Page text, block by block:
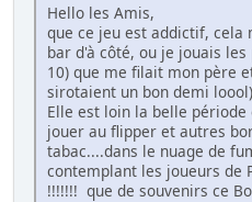
Hello les Amis,
que ce jeu est addictif, cela
bar d'à côté, ou je jouais
10) que me filait mon père
sirotaient un bon demi loool)
Elle est loin la belle période
jouer au flipper et autres
tabac....dans le nuage de
contemplant les joueurs de
!!!!!!! que de souvenirs ce